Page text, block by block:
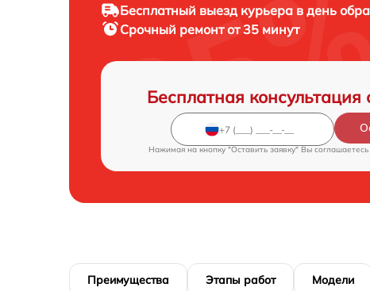
Бесплатный выезд курьера в день
Срочный ремонтот 35 минут
Бесплатная консультация
Нажимая на кнопку "Оставить заявку" Вы соглашаетесь
Преимущества Этапы работ Модели